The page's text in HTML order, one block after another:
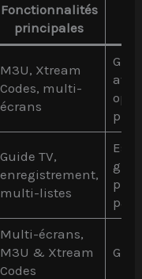
Fonctionnalités
principales
M3U, Xtream
Codes, multi-
écrans
avec
Guide TV,
enregistrement,
multi-listes
Multi-écrans,
M3U & Xtream
Codes